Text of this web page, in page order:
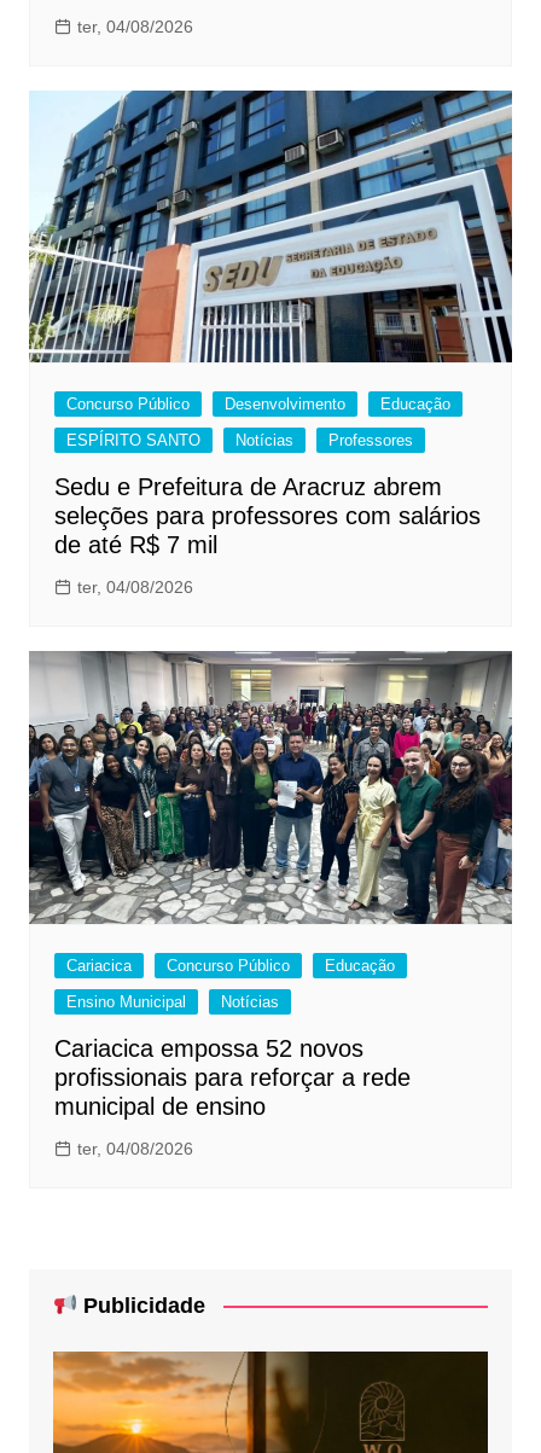
ter, 04/08/2026
Concurso Público Desenvolvimento
Educação
ESPÍRITO SANTO
Notícias Professores
Sedu e Prefeitura de Aracruz abrem
seleções para professores com salários
de até R$ 7 mil
ter, 04/08/2026
Cariacica Concurso Público
Educação
Ensino Municipal
Notícias
Cariacica empossa 52 novos
profissionais para reforçar a rede
municipal de ensino
ter, 04/08/2026
Publicidade